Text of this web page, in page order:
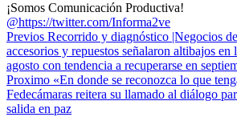
¡Somos Comunicación Productiva!
@https://twitter.com/Informa2ve
Previos Recorrido y diagnóstico |Negocios
accesorios y repuestos señalaron altibajos
agosto con tendencia a recuperarse en
Proximo «En donde se reconozca lo que
Fedecámaras reitera su llamado al diálogo
salida en paz